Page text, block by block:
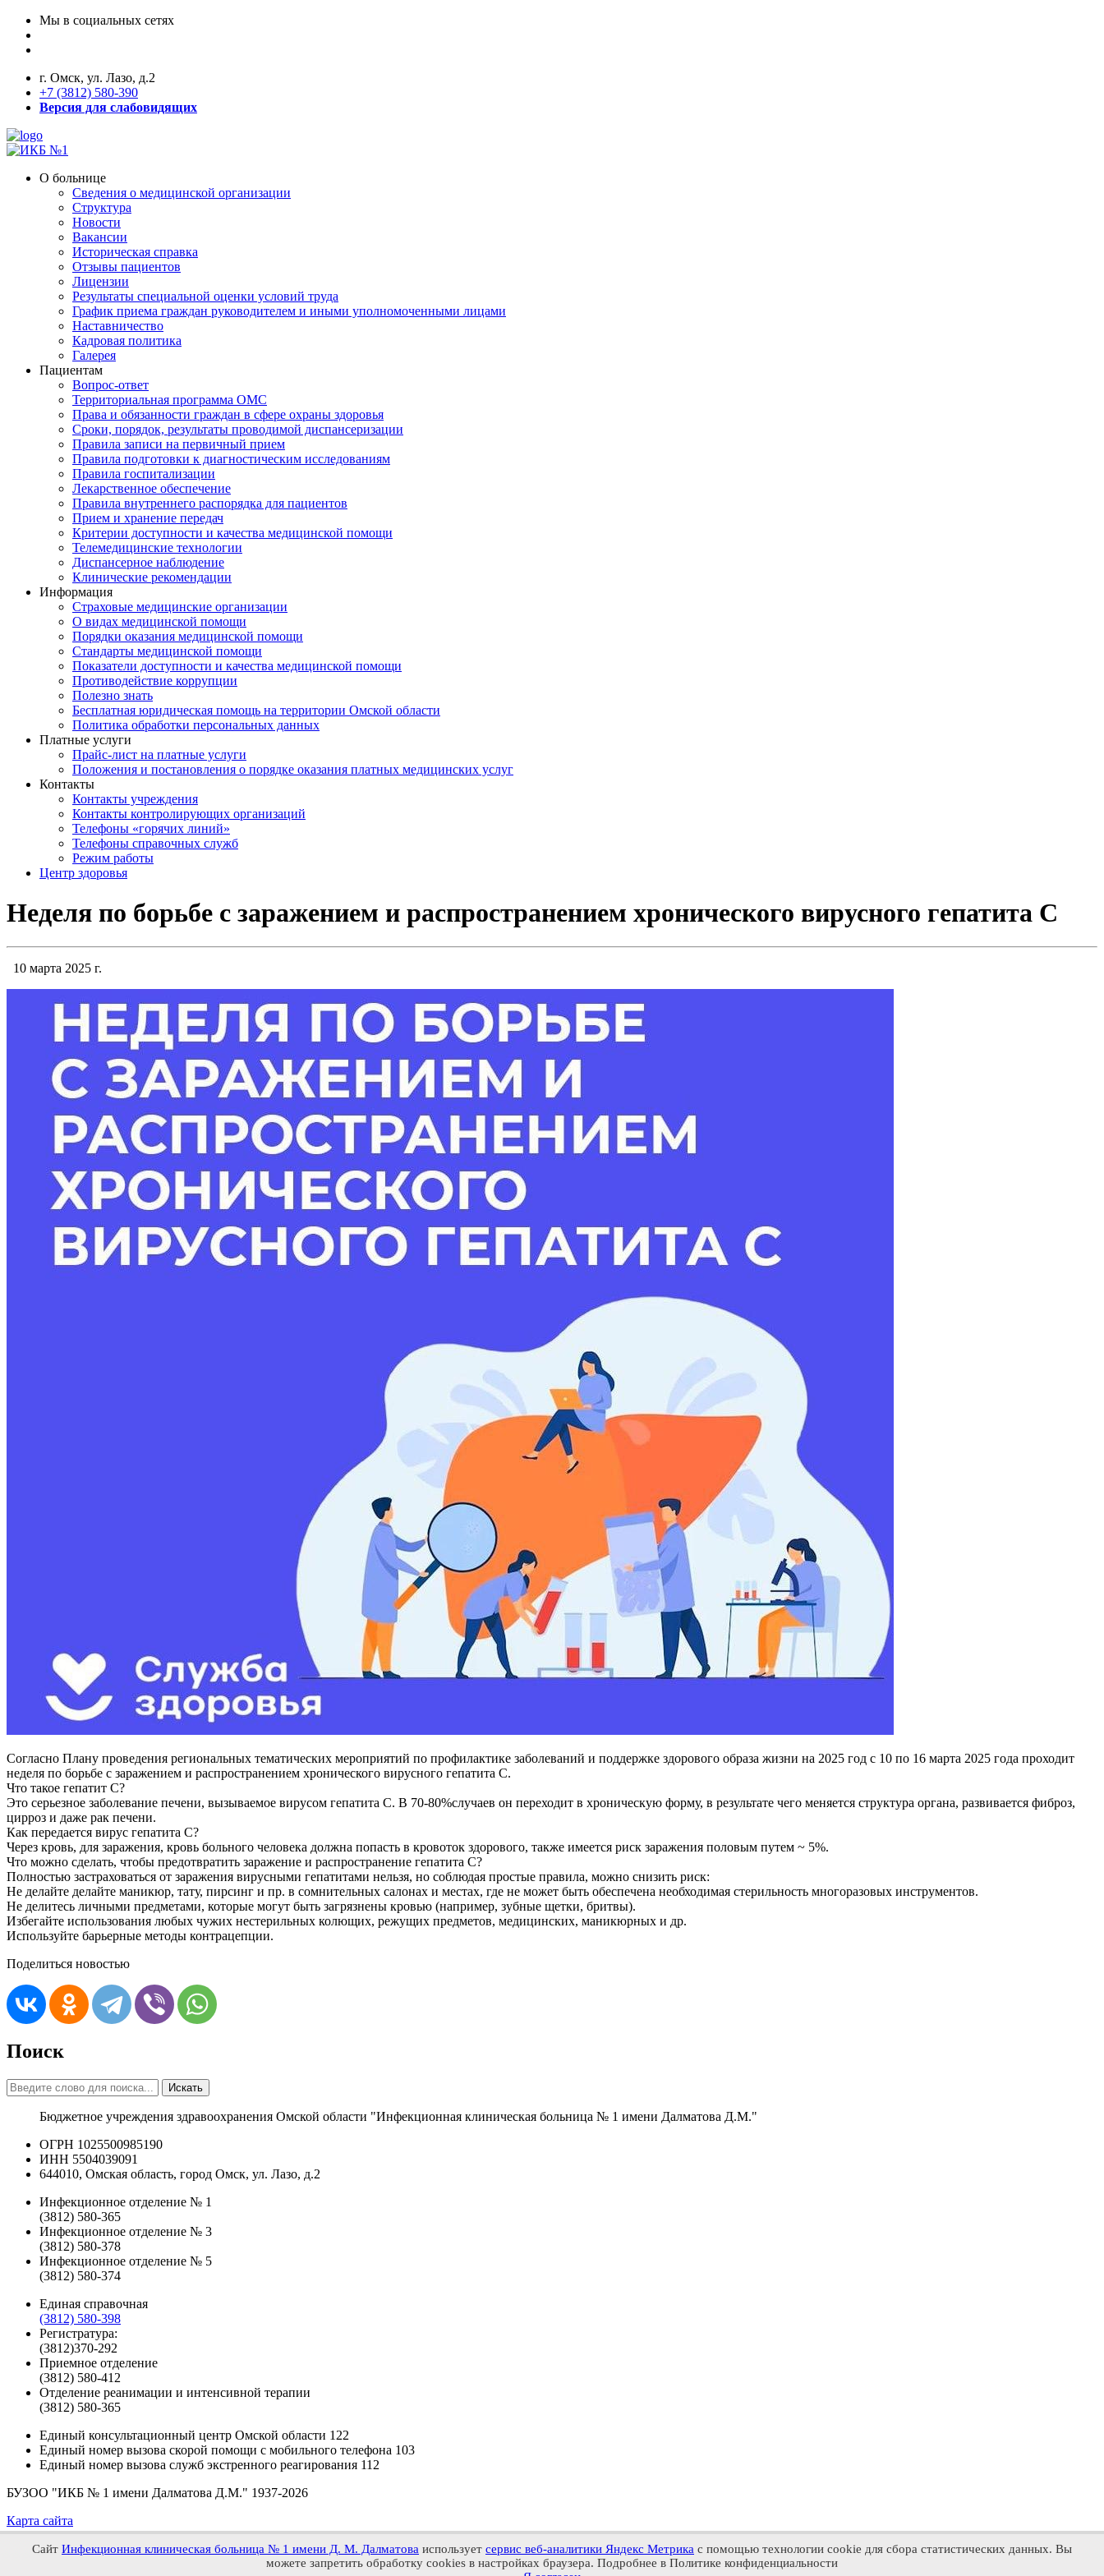
Мы в социальных сетях
г. Омск, ул. Лазо, д.2
+7 (3812) 580-390
Версия для слабовидящих
О больнице
Сведения о медицинской организации
Структура
Новости
Вакансии
Историческая справка
Отзывы пациентов
Лицензии
Результаты специальной оценки условий труда
График приема граждан руководителем и иными уполномоченными лицами
Наставничество
Кадровая политика
Галерея
Пациентам
Вопрос-ответ
Территориальная программа ОМС
Права и обязанности граждан в сфере охраны здоровья
Сроки, порядок, результаты проводимой диспансеризации
Правила записи на первичный прием
Правила подготовки к диагностическим исследованиям
Правила госпитализации
Лекарственное обеспечение
Правила внутреннего распорядка для пациентов
Прием и хранение передач
Критерии доступности и качества медицинской помощи
Телемедицинские технологии
Диспансерное наблюдение
Клинические рекомендации
Информация
Страховые медицинские организации
О видах медицинской помощи
Порядки оказания медицинской помощи
Стандарты медицинской помощи
Показатели доступности и качества медицинской помощи
Противодействие коррупции
Полезно знать
Бесплатная юридическая помощь на территории Омской области
Политика обработки персональных данных
Платные услуги
Прайс-лист на платные услуги
Положения и постановления о порядке оказания платных медицинских услуг
Контакты
Контакты учреждения
Контакты контролирующих организаций
Телефоны «горячих линий»
Телефоны справочных служб
Режим работы
Центр здоровья
Неделя по борьбе с заражением и распространением хронического вирусного гепатита С
10 марта 2025 г.
Согласно Плану проведения региональных тематических мероприятий по профилактике заболеваний и поддержке здорового образа жизни на 2025 год с 10 по 16 марта 2025 года проходит
неделя по борьбе с заражением и распространением хронического вирусного гепатита С.
Что такое гепатит С?
Это серьезное заболевание печени, вызываемое вирусом гепатита C. В 70-80%случаев он переходит в хроническую форму, в результате чего меняется структура органа, развивается фиброз,
цирроз и даже рак печени.
Как передается вирус гепатита С?
Через кровь, для заражения, кровь больного человека должна попасть в кровоток здорового, также имеется риск заражения половым путем ~ 5%.
Что можно сделать, чтобы предотвратить заражение и распространение гепатита C?
Полностью застраховаться от заражения вирусными гепатитами нельзя, но соблюдая простые правила, можно снизить риск:
Не делайте делайте маникюр, тату, пирсинг и пр. в сомнительных салонах и местах, где не может быть обеспечена необходимая стерильность многоразовых инструментов.
Не делитесь личными предметами, которые могут быть загрязнены кровью (например, зубные щетки, бритвы).
Избегайте использования любых чужих нестерильных колющих, режущих предметов, медицинских, маникюрных и др.
Используйте барьерные методы контрацепции.
Поделиться новостью
Поиск
Искать
Бюджетное учреждения здравоохранения Омской области "Инфекционная клиническая больница № 1 имени Далматова Д.М."
ОГРН 1025500985190
ИНН 5504039091
644010, Омская область, город Омск, ул. Лазо, д.2
Инфекционное отделение № 1
(3812) 580-365
Инфекционное отделение № 3
(3812) 580-378
Инфекционное отделение № 5
(3812) 580-374
Единая справочная
(3812) 580-398
Регистратура:
(3812)370-292
Приемное отделение
(3812) 580-412
Отделение реанимации и интенсивной терапии
(3812) 580-365
Единый консультационный центр Омской области 122
Единый номер вызова скорой помощи с мобильного телефона 103
Единый номер вызова служб экстренного реагирования 112
БУЗОО "ИКБ № 1 имени Далматова Д.М." 1937-2026
Карта сайта
Сайт Инфекционная клиническая больница № 1 имени Д. М. Далматова использует сервис веб-аналитики Яндекс Метрика с помощью технологии cookie для сбора статистических данных. Вы
можете запретить обработку cookies в настройках браузера. Подробнее в Политике конфиденциальности